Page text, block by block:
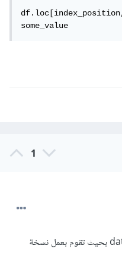
some_value
1
اذا كنت تريد التعديل على ال dataframe بحيث تقوم بعمل نسخة